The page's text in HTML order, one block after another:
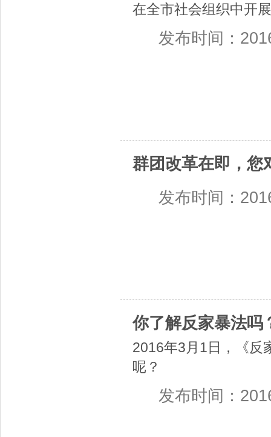
在全市社会组织中开
发布时间：
群团改革在即，您
发布时间：
你了解反家暴法吗
2016年3月1日，《反
呢？
发布时间：